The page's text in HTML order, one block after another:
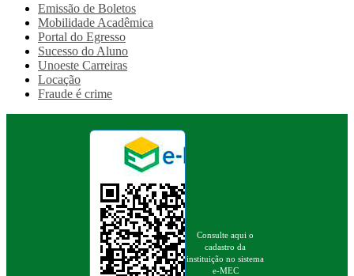
Emissão de Boletos
Mobilidade Acadêmica
Portal do Egresso
Sucesso do Aluno
Unoeste Carreiras
Locação
Fraude é crime
Consulte aqui o
cadastro da
instituição no sistema
e-MEC